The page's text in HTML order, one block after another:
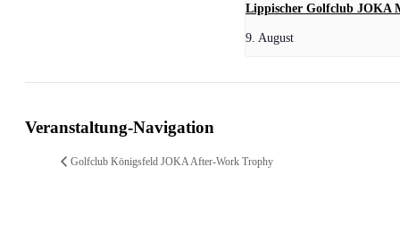
Lippischer Golfclub JOKA
9. August
Veranstaltung-Navigation
Golfclub Königsfeld JOKA After-Work Trophy